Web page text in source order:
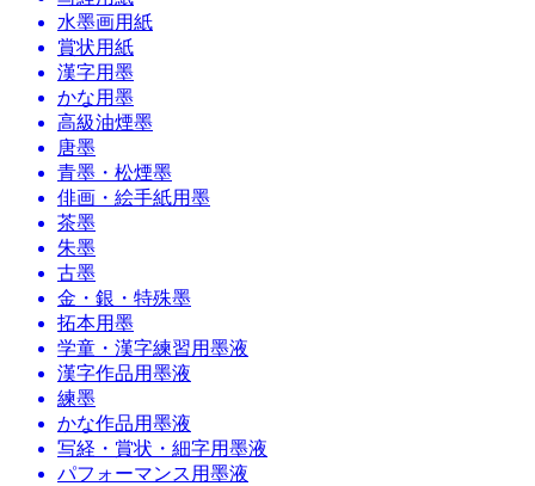
水墨画用紙
賞状用紙
漢字用墨
かな用墨
高級油煙墨
唐墨
青墨・松煙墨
俳画・絵手紙用墨
茶墨
朱墨
古墨
金・銀・特殊墨
拓本用墨
学童・漢字練習用墨液
漢字作品用墨液
練墨
かな作品用墨液
写経・賞状・細字用墨液
パフォーマンス用墨液